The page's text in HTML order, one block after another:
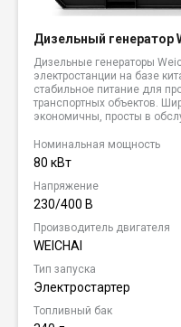
Дизельный генератор
Дизельные генераторы
электростанции на базе
стабильное питание для
транспортных объектов.
экономичны, просты в
Номинальная мощность
80 кВт
Напряжение
230/400 В
Производитель двигателя
WEICHAI
Тип запуска
Электростартер
Топливный бак